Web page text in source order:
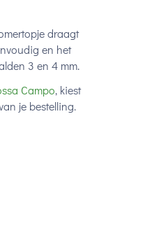
draagt
en het
3 en 4 mm.
Campo, kiest
je bestelling.